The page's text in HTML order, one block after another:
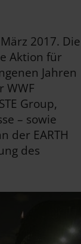
2017. Die
Aktion für
Jahren
WWF
Group,
– sowie
der EARTH
des